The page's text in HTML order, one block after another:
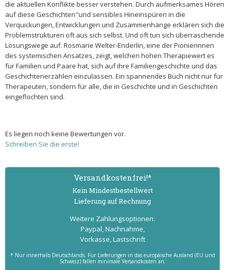
die aktuellen Konflikte besser verstehen. Durch aufmerksames Hören
auf diese Geschichten"und sensibles Hineinspüren in die
Verquickungen, Entwicklungen und Zusammenhänge erklären sich die
Problemstrukturen oft aus sich selbst. Und oft tun sich überraschende
Lösungswege auf. Rosmarie Welter-Enderlin, eine der Pionierinnen
des systemischen Ansatzes, zeigt, welchen hohen Therapiewert es
für Familien und Paare hat, sich auf ihre Familiengeschichte und das
Geschichtenerzählen einzulassen. Ein spannendes Buch nicht nur für
Therapeuten, sondern für alle, die in Geschichte und in Geschichten
eingeflochten sind.
Es liegen noch keine Bewertungen vor.
Schreiben Sie die erste!
Versand­kostenfrei!*
Kein Mindest­bestell­wert
Lieferung auf Rechnung
Weitere Zahlungs­optionen:
Paypal, Nachnahme,
Vorkasse, Lastschrift
* Nur innerhalb Deutschlands. Für Lieferungen in das europäische Ausland (EU und
Schweiz) fallen minimale Versandkosten an.